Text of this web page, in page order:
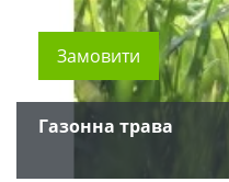
Замовити
Газонна трава